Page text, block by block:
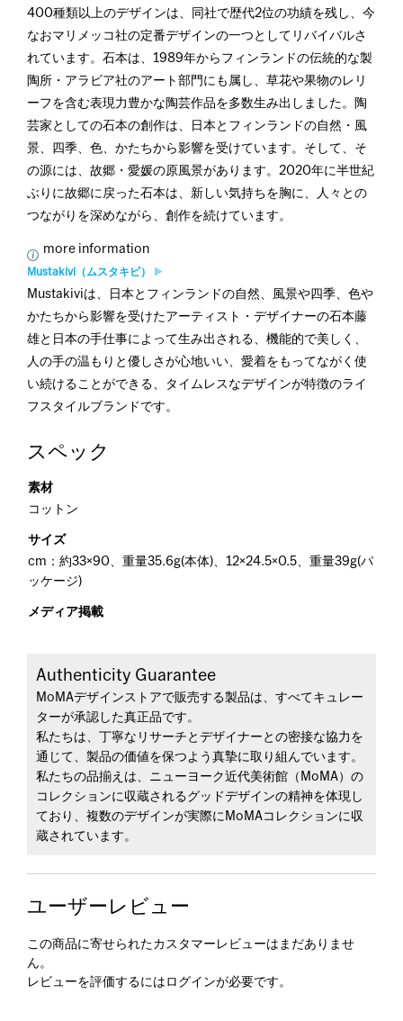
400種類以上のデザインは、同社で歴代2位の功績を残し、今
なおマリメッコ社の定番デザインの一つとしてリバイバルさ
れています。石本は、1989年からフィンランドの伝統的な製
陶所・アラビア社のアート部門にも属し、草花や果物のレリ
ーフを含む表現力豊かな陶芸作品を多数生み出しました。陶
芸家としての石本の創作は、日本とフィンランドの自然・風
景、四季、色、かたちから影響を受けています。そして、そ
の源には、故郷・愛媛の原風景があります。2020年に半世紀
ぶりに故郷に戻った石本は、新しい気持ちを胸に、人々との
つながりを深めながら、創作を続けています。
more information
Mustakivi（ムスタキビ）
Mustakiviは、日本とフィンランドの自然、風景や四季、色や
かたちから影響を受けたアーティスト・デザイナーの石本藤
雄と日本の手仕事によって生み出される、機能的で美しく、
人の手の温もりと優しさが心地いい、愛着をもってながく使
い続けることができる、タイムレスなデザインが特徴のライ
フスタイルブランドです。
スペック
素材
コットン
サイズ
cm：約33×90、重量35.6g(本体)、12×24.5×0.5、重量39g(パ
ッケージ)
メディア掲載
Authenticity Guarantee
MoMAデザインストアで販売する製品は、すべてキュレー
ターが承認した真正品です。
私たちは、丁寧なリサーチとデザイナーとの密接な協力を
通じて、製品の価値を保つよう真摯に取り組んでいます。
私たちの品揃えは、ニューヨーク近代美術館（MoMA）の
コレクションに収蔵されるグッドデザインの精神を体現し
ており、複数のデザインが実際にMoMAコレクションに収
蔵されています。
ユーザーレビュー
この商品に寄せられたカスタマーレビューはまだありませ
ん。
レビューを評価するには ログインが必要です。